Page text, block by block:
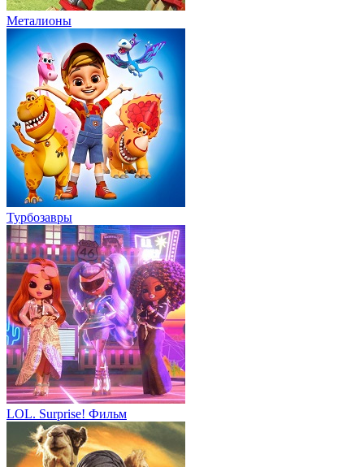
Металионы
Турбозавры
LOL. Surprise! Фильм